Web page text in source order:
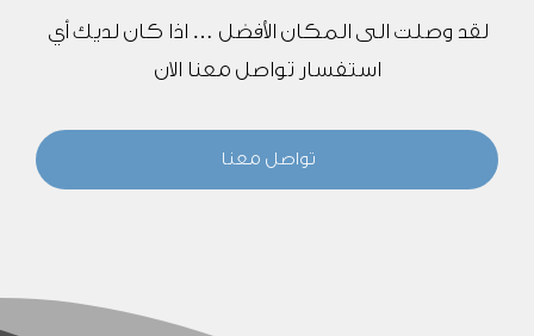
لقد وصلت الى المكان الأفضل … اذا كان لديك أي
استفسار تواصل معنا الان
تواصل معنا